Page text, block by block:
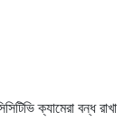
ক্যামেরা বন্ধ রাখা